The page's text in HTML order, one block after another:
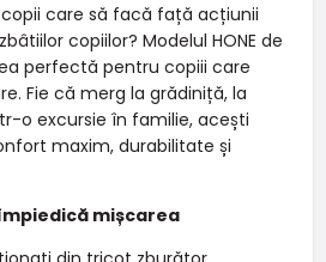
care să facă față acțiunii
copiilor? Modelul HONE de
perfectă pentru copiii care
Fie că merg la grădiniță, la
o excursie în familie, acești
maxim, durabilitate și
mișcarea